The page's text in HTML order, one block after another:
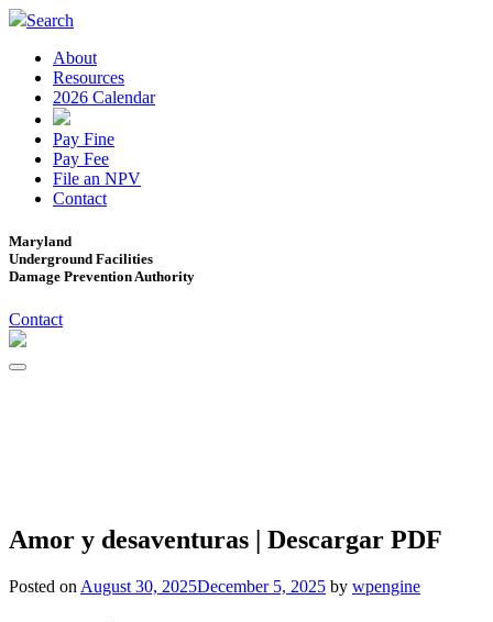
Search
About
Resources
2026 Calendar
Pay Fine
Pay Fee
File an NPV
Contact
Maryland
Underground Facilities
Damage Prevention Authority
Contact
Amor y desaventuras | Descargar PDF
Posted on August 30, 2025December 5, 2025 by wpengine